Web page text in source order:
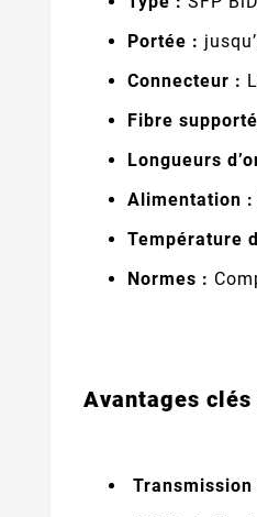
Portée :
Connecteur :
Fibre
Longueurs
Alimentation :
Température
Normes :
Avantages clés